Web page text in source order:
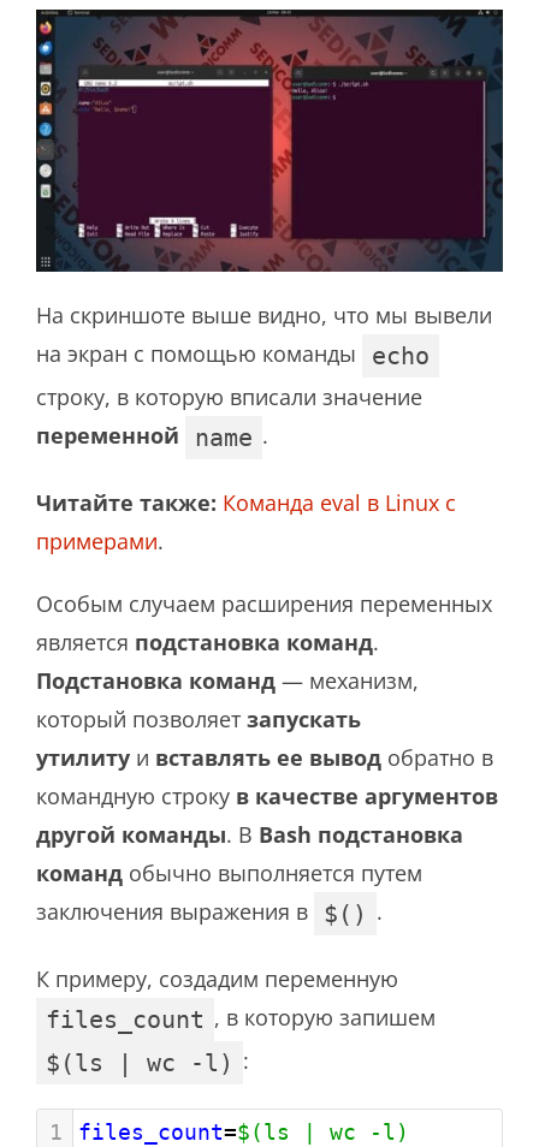
На скриншоте выше видно, что мы вывели
на экран с помощью команды
echo
строку, в которую вписали значение
переменной
name .
Читайте также: Команда eval в Linux с
примерами.
Особым случаем расширения переменных
является подстановка команд.
Подстановка команд — механизм,
который позволяет запускать
утилиту и вставлять ее вывод обратно в
командную строку в качестве аргументов
другой команды. В Bash подстановка
команд обычно выполняется путем
заключения выражения в $() .
К примеру, создадим переменную
files_count , в которую запишем
$(ls | wc -l) :
1 files_count=$(ls | wc -l)